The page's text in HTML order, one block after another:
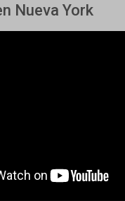
Nueva York